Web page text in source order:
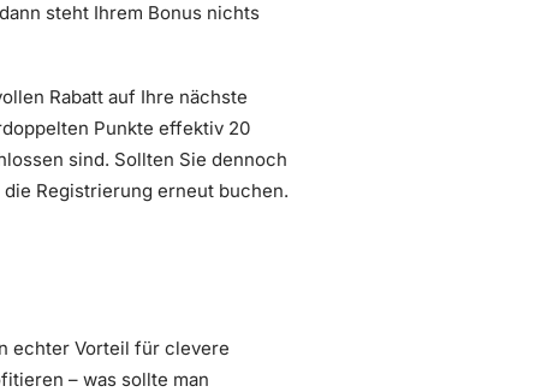
steht Ihrem Bonus nichts
Rabatt auf Ihre nächste
Punkte effektiv 20
sind. Sollten Sie dennoch
Registrierung erneut buchen.
echter Vorteil für clevere
– was sollte man